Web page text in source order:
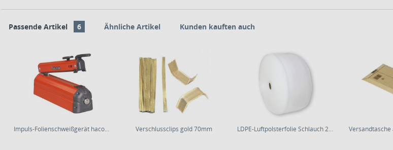
Passende Artikel 6 Ähnliche Artikel Kunden kauften auch
Impuls-Folienschweißgerät hacona C-Typ Verschlussclips gold 70mm LDPE-Luftpolsterfolie Schlauch 200mm×50m | 80µm...